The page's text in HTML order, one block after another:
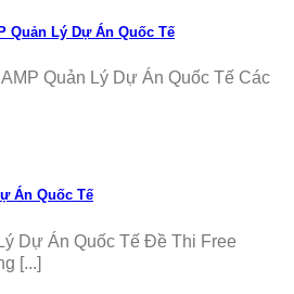
Quản Lý Dự Án Quốc Tế
Quản Lý Dự Án Quốc Tế Các
Án Quốc Tế
Dự Án Quốc Tế Đề Thi Free
[...]